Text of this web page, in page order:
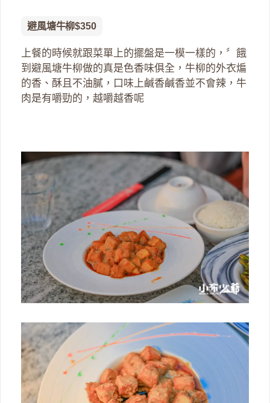
避風塘牛柳$350
上餐的時候就跟菜單上的擺盤是一模一樣的，〞餓
到避風塘牛柳做的真是色香味俱全，牛柳的外衣煸
的香、酥且不油膩，口味上鹹香鹹香並不會辣，牛
肉是有嚼勁的，越嚼越香呢